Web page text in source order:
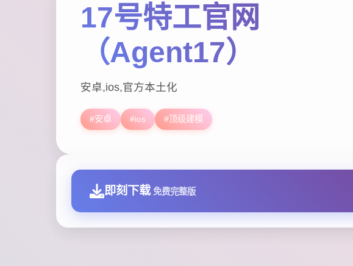
17号特工官网
（Agent17）
安卓,ios,官方本土化
#安卓 #ios #顶级建模
即刻下载 免费完整版